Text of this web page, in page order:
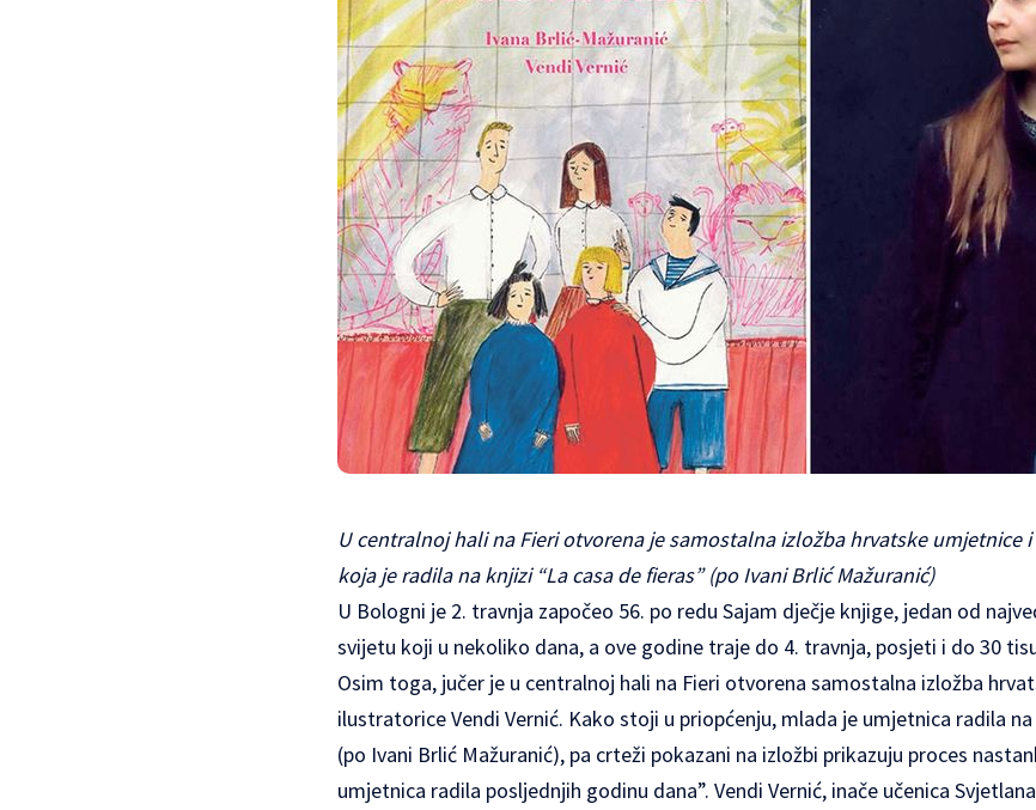
U centralnoj hali na Fieri otvorena je samostalna izložba hrvatske umjetnice
koja je radila na knjizi “La casa de fieras” (po Ivani Brlić Mažuranić)
U Bologni je 2. travnja započeo 56. po redu Sajam dječje knjige, jedan od
svijetu koji u nekoliko dana, a ove godine traje do 4. travnja, posjeti i do 30
Osim toga, jučer je u centralnoj hali na Fieri otvorena samostalna izložba
ilustratorice Vendi Vernić. Kako stoji u priopćenju, mlada je umjetnica radila
(po Ivani Brlić Mažuranić), pa crteži pokazani na izložbi prikazuju proces
umjetnica radila posljednjih godinu dana”. Vendi Vernić, inače učenica